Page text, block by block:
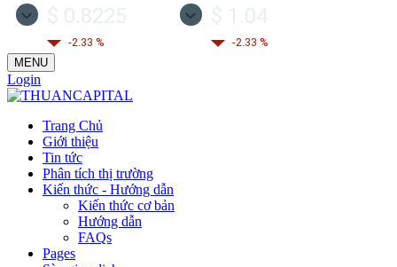
-2.33 %
-2.33 %
MENU
Login
Trang Chủ
Giới thiệu
Tin tức
Phân tích thị trường
Kiến thức - Hướng dẫn
Kiến thức cơ bản
Hướng dẫn
FAQs
Pages